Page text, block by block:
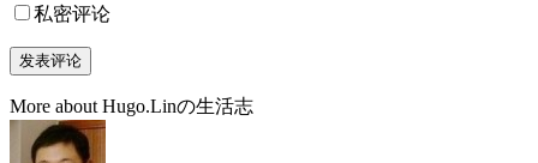
私密评论
More about Hugo.Linの生活志